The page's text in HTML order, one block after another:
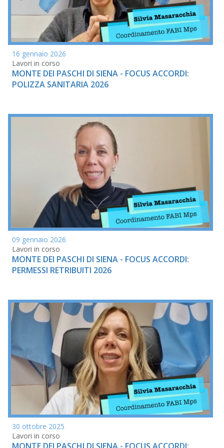
16 gennaio 2026
Lavori in corso
MONTE DEI PASCHI DI SIENA - FOCUS ACCORDI:
POLIZZA SANITARIA 2026
09 gennaio 2026
Lavori in corso
MONTE DEI PASCHI DI SIENA - FOCUS ACCORDI:
PERMESSI RETRIBUITI 2026
30 ottobre 2025
Lavori in corso
MONTE DEI PASCHI DI SIENA - FOCUS ACCORDI: